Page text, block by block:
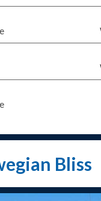
Bliss